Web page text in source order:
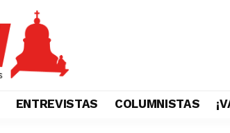
ENTREVISTAS COLUMNISTAS